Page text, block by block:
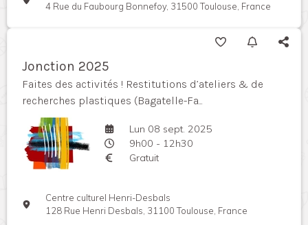
4 Rue du Faubourg Bonnefoy, 31500 Toulouse, France
Jonction 2025
Faites des activités ! Restitutions d’ateliers & de
recherches plastiques (Bagatelle-Fa...
Lun 08 sept. 2025
9h00 - 12h30
Gratuit
Centre culturel Henri-Desbals
128 Rue Henri Desbals, 31100 Toulouse, France